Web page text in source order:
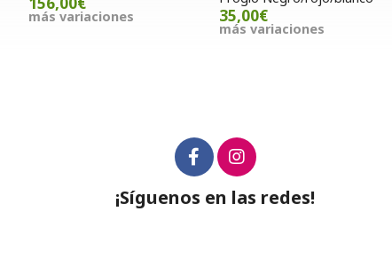
más variaciones 35,00€
más variaciones
¡Síguenos en las redes!